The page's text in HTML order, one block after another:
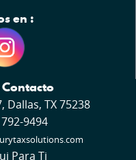
en :
Dallas, TX 75238
9494
Para Ti